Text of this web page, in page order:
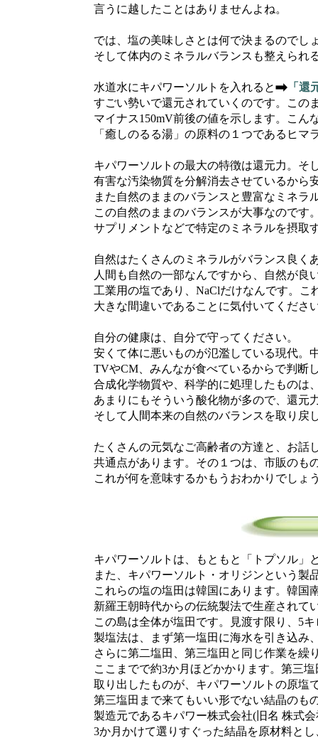
言うに越したことはありませんよね。
では、塩の美味しさとは何で決まるのでし
そして体内のミネラルバランスも整えられ
水道水にキパワーソルトを入れると
「還
すごい勢いで還元されていくのです。この
マイナス150mV前後の値を示します。こん
「癒しのるる湯」の原料の１つであるヒマ
キパワーソルトの最大の特徴は還元力。そ
有害な汚染物質を分解消去させているから
また自然のままのバランスと豊富なミネラ
この自然のままのバランスが大事なのです
サプリメントなどで特定のミネラルを摂取
自然はたくさんのミネラルがバランス良く
人間も自然の一部なんですから、自然が良
工業用の塩であり、NaClだけなんです。こ
大きな間違いであることに気付いてくださ
自分の健康は、自分で守ってください。
安くて体に悪いものが氾濫している現代。
TVやCM、みんなが食べているからで判断
合成化学物質や、科学的に処理したものは
あまりにもそういう酸化物が多ので、還元
そして人間本来の自然のバランスを取り戻
たくさんの元気なご高齢者の方達と、お話
共通点があります。その１つは、市販のも
これが何を意味するかもうおわかりでしょ
キパワーソルトは、もともと「トプソル」
また、キパワーソルト・オリジンという製
これらの塩の塩田は韓国にあります。韓国
新羅王朝時代からの伝統製法で生産されて
この島は全体が塩田です。見渡す限り、5キ
製塩法は、まず第一塩田に海水を引き込み
さらに第二塩田、第三塩田と同じ作業を繰
ここまでで約3か月ほどかかります。第三塩
取り出したものが、キパワーソルトの原塩
第三塩田まで来てもいい形でない結晶のも
製造元であるキパワー株式会社(旧名 株式会
3か月かけて選りすぐった結晶を原材料とし